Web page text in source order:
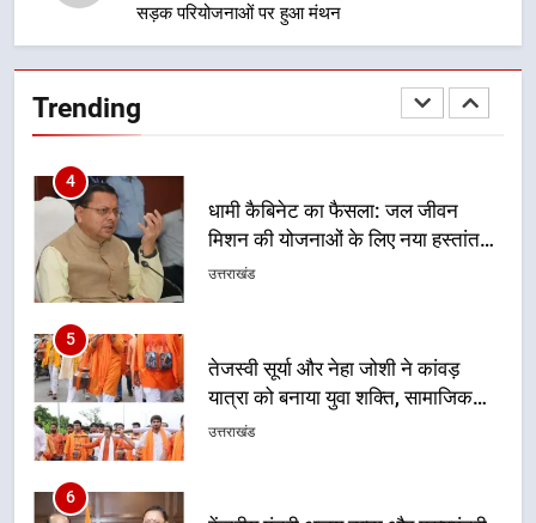
सड़क परियोजनाओं पर हुआ मंथन
Trending
मिशन की योजनाओं के लिए नया हस्तांतरण
प्रोटोकॉल लागू, ग्राम पंचायतों को सौंपने
5
तेजस्वी सूर्या और नेहा जोशी ने कांवड़
यात्रा को बनाया युवा शक्ति, सामाजिक
समरसता और भारतीय संस्कृति का सशक्त
उत्तराखंड
6
केंद्रीय मंत्री अजय टम्टा और मुख्यमंत्री
धामी की बैठक, सड़क परियोजनाओं पर
हुआ मंथन
उत्तराखंड
7